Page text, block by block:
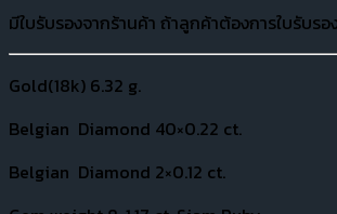
มีใบรับรองจากร้านค้า ถ้าลูกค้าต้องการใบรับร
Gold(18k) 6.32 g.
Belgian Diamond 40×0.22 ct.
Belgian Diamond 2×0.12 ct.